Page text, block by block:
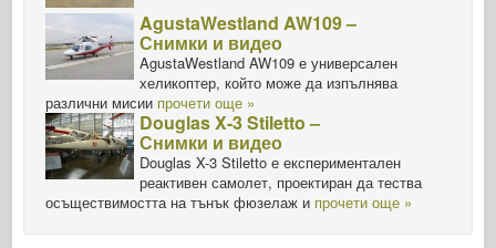
AgustaWestland AW109 –
Снимки и видео
AgustaWestland AW109 е универсален
хеликоптер, който може да изпълнява
различни мисии прочети още »
Douglas X-3 Stiletto –
Снимки и видео
Douglas X-3 Stiletto е експериментален
реактивен самолет, проектиран да тества
осъществимостта на тънък фюзелаж и прочети още »